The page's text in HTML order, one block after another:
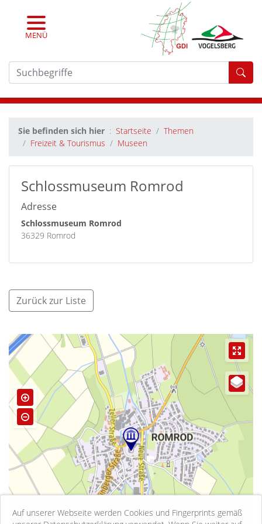
Auf unserer Webseite werden Cookies und Fingerprints gemäß
MENÜ
Sie befinden sich hier Startseite
Themen
Freizeit & Tourismus
Museen
Schlossmuseum Romrod
Adresse
Schlossmuseum Romrod
36329 Romrod
Zurück zur Liste